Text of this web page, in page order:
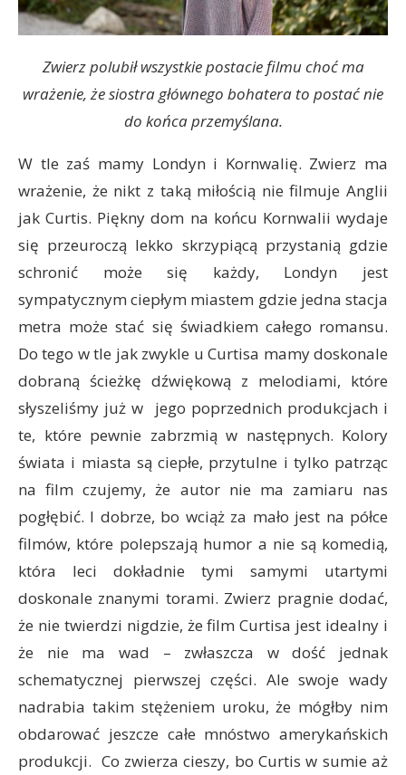
Zwierz polubił wszystkie postacie filmu choć ma
wrażenie, że siostra głównego bohatera to postać nie
do końca przemyślana.
W tle zaś mamy Londyn i Kornwalię. Zwierz ma
wrażenie, że nikt z taką miłością nie filmuje Anglii
jak Curtis. Piękny dom na końcu Kornwalii wydaje
się przeuroczą lekko skrzypiącą przystanią gdzie
schronić może się każdy, Londyn jest
sympatycznym ciepłym miastem gdzie jedna stacja
metra może stać się świadkiem całego romansu.
Do tego w tle jak zwykle u Curtisa mamy doskonale
dobraną ścieżkę dźwiękową z melodiami, które
słyszeliśmy już w jego poprzednich produkcjach i
te, które pewnie zabrzmią w następnych. Kolory
świata i miasta są ciepłe, przytulne i tylko patrząc
na film czujemy, że autor nie ma zamiaru nas
pogłębić. I dobrze, bo wciąż za mało jest na półce
filmów, które polepszają humor a nie są komedią,
która leci dokładnie tymi samymi utartymi
doskonale znanymi torami. Zwierz pragnie dodać,
że nie twierdzi nigdzie, że film Curtisa jest idealny i
że nie ma wad – zwłaszcza w dość jednak
schematycznej pierwszej części. Ale swoje wady
nadrabia takim stężeniem uroku, że mógłby nim
obdarować jeszcze całe mnóstwo amerykańskich
produkcji. Co zwierza cieszy, bo Curtis w sumie aż